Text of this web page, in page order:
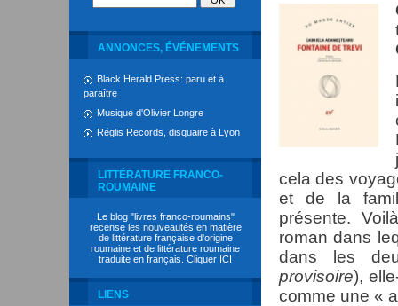
ANNONCES, ÉVÉNEMENTS
Black Herald Press: paru et à
paraître
Musique d'Olivier Longre
Réglis Records, disquaire à Lyon
LITTÉRATURE FRANCO-
ROUMAINE
Le blog "livres franco-roumains"
recense les nouveautés en matière
de littérature française d'origine
roumaine et de littérature roumaine
traduite en français. Cliquer ICI
LIENS
cela des
et de la
présente.
roman dans
dans les
provisoire),
comme une «